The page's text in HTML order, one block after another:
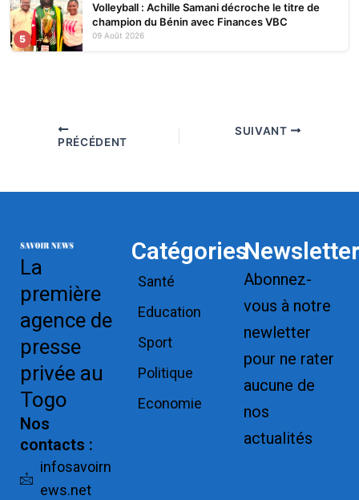
5
Volleyball : Achille Samani décroche le titre de
champion du Bénin avec Finances VBC
09 Août 2026
PRÉCÉDENT
SUIVANT
La
première
agence de
presse
privée au
Togo
Nos
contacts :
infosavoirn
ews.net
Catégories
Santé
Education
Sport
Politique
Economie
Newsletter
Abonnez-
vous à notre
newletter
pour ne rater
aucune de
nos
actualités